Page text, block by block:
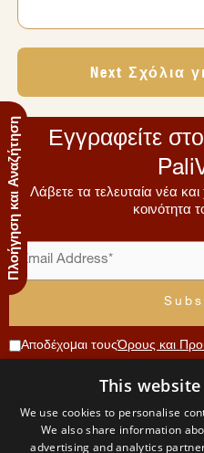
Πλοήγηση και Αναζήτηση
Next Σχόλια
Εγγραφείτε
Λάβετε τα τελευταία νέα
κοινότητα
Αποδέχομαι τουςΌρους και
The
Μενού
Αρχική
This
We use cookies to personalise
We also share information
advertising and analytics